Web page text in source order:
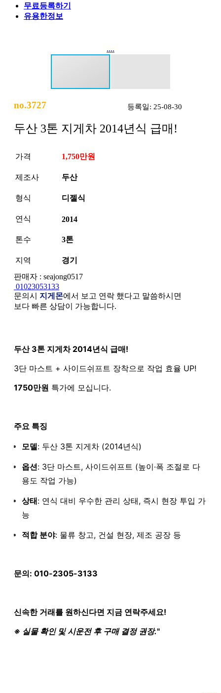
무료등록하기
유용한정보
....
no.3727 등록일: 25-08-30
두산 3톤 지게차 2014년식 급매!
가격 1,750만원
제조사 두산
형식 디젤식
연식 2014
톤수 3톤
지역
경기
판매자 : seajong0517
01023053133
문의시 지게몬에서 보고 연락 했다고 말씀하시면
보다 빠른 상담이 가능합니다.
본문
두산 3톤 지게차 2014년식 급매!
3단 마스트 + 사이드쉬프트 장착으로 작업 효율 UP!
1750만원 특가에 모십니다.
주요 특징
모델: 두산 3톤 지게차 (2014년식)
옵션: 3단 마스트, 사이드쉬프트 (높이·폭 조절로 다
용도 작업 가능)
상태: 연식 대비 우수한 관리 상태, 즉시 현장 투입 가
능
적합 분야: 물류 창고, 건설 현장, 제조 공장 등
문의: 010-2305-3133
신속한 거래를 원하신다면 지금 연락주세요!
※ 실물 확인 및 시운전 후 구매 결정 권장."